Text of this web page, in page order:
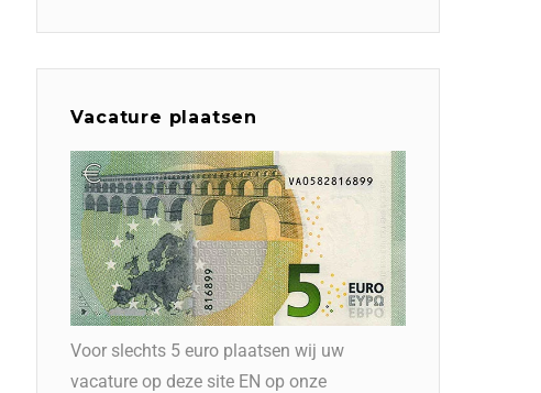
Vacature plaatsen
Voor slechts 5 euro plaatsen wij uw
vacature op deze site EN op onze